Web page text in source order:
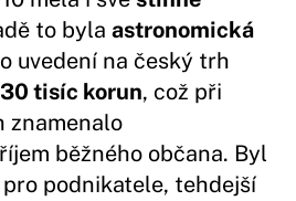
to bylaastronomická
uvedení na český trh
tisíc korun, což při
znamenalo
běžného občana. Byl
podnikatele, tehdejší